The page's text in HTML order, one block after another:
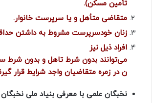
تأمین مسکن).
متقاضی متأهل و یا سرپرست خانوار.
زنان خودسرپرست مشروط به داشتن حداقل 35 سال
افراد ذیل نیز
می‌توانند بدون شرط تاهل و بدون شرط
ن در زمره متقاضیان واجد شرایط قرار
نخبگان علمی با معرفی بنیاد ملی نخبگان